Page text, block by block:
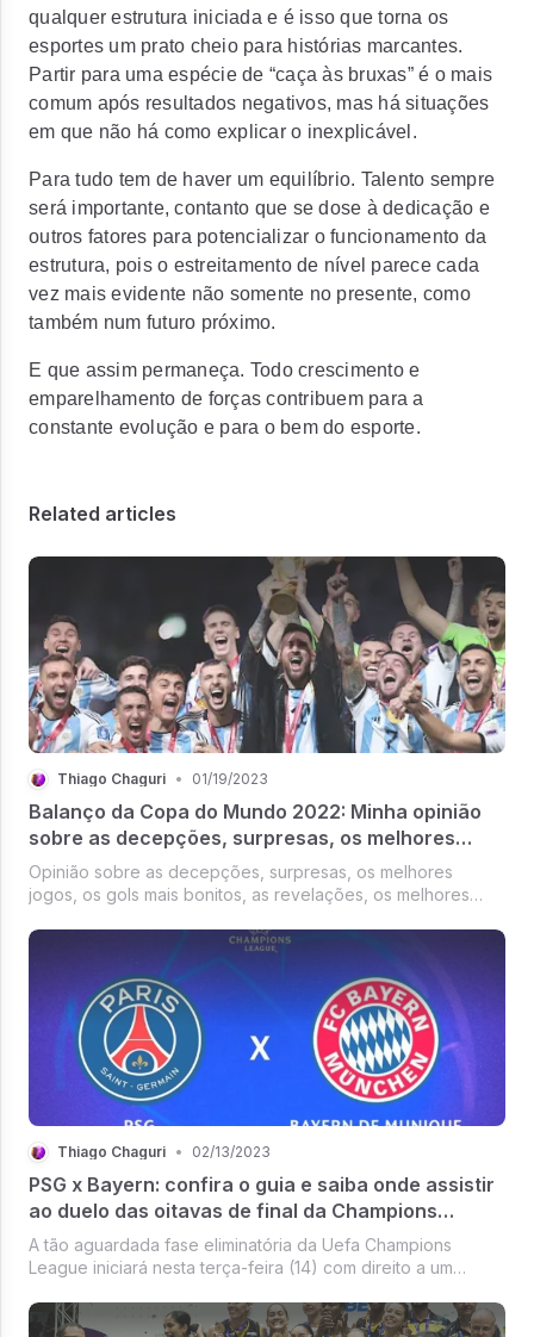
qualquer estrutura iniciada e é isso que torna os
esportes um prato cheio para histórias marcantes.
Partir para uma espécie de “caça às bruxas” é o mais
comum após resultados negativos, mas há situações
em que não há como explicar o inexplicável.
Para tudo tem de haver um equilíbrio. Talento sempre
será importante, contanto que se dose à dedicação e
outros fatores para potencializar o funcionamento da
estrutura, pois o estreitamento de nível parece cada
vez mais evidente não somente no presente, como
também num futuro próximo.
E que assim permaneça. Todo crescimento e
emparelhamento de forças contribuem para a
constante evolução e para o bem do esporte.
Related articles
Thiago Chaguri • 01/19/2023
Balanço da Copa do Mundo 2022: Minha opinião
sobre as decepções, surpresas, os melhores
jogos, os gols mais bonitos, as revelações, os
melhores jogadores e a seleção do torneio
Opinião sobre as decepções, surpresas, os melhores
jogos, os gols mais bonitos, as revelações, os melhores
Thiago Chaguri • 02/13/2023
PSG x Bayern: confira o guia e saiba onde assistir
ao duelo das oitavas de final da Champions
League
A tão aguardada fase eliminatória da Uefa Champions
League iniciará nesta terça-feira (14) com direito a um
Bayern de Munique. O gramado do Parque dos Príncipes,